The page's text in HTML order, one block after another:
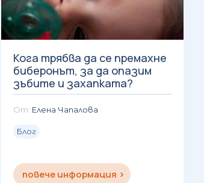
Кога трябва да се премахне
биберонът, за да опазим
зъбите и захапката?
Елена Чапалова
Блог
повече информация